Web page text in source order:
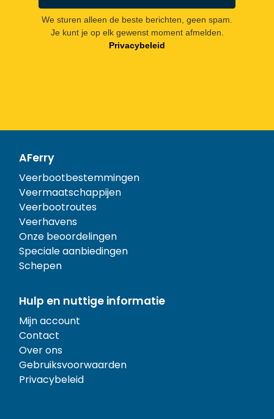
We sturen alleen de beste berichten, geen spam.
Je kunt je op elk gewenst moment afmelden.
Privacybeleid
AFerry
Veerbootbestemmingen
Veermaatschappijen
Veerbootroutes
Veerhavens
Onze beoordelingen
Speciale aanbiedingen
Schepen
Hulp en nuttige informatie
Mijn account
Contact
Over ons
Gebruiksvoorwaarden
Privacybeleid